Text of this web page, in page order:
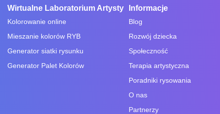
Wirtualne Laboratorium Artysty
Kolorowanie online
Mieszanie kolorów RYB
Generator siatki rysunku
Generator Palet Kolorów
Informacje
Blog
Rozwój dziecka
Społeczność
Terapia artystyczna
Poradniki rysowania
O nas
Partnerzy